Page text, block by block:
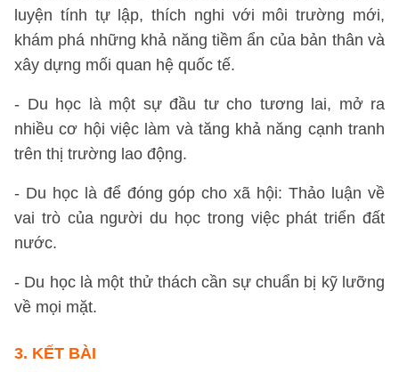
luyện tính tự lập, thích nghi với môi trường mới,
khám phá những khả năng tiềm ẩn của bản thân và
xây dựng mối quan hệ quốc tế.
- Du học là một sự đầu tư cho tương lai, mở ra
nhiều cơ hội việc làm và tăng khả năng cạnh tranh
trên thị trường lao động.
- Du học là để đóng góp cho xã hội: Thảo luận về
vai trò của người du học trong việc phát triển đất
nước.
- Du học là một thử thách cần sự chuẩn bị kỹ lưỡng
về mọi mặt.
3. KẾT BÀI